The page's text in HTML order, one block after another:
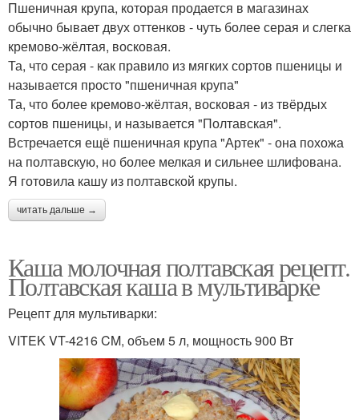
Пшеничная крупа, которая продается в магазинах
обычно бывает двух оттенков - чуть более серая и слегка
кремово-жёлтая, восковая.
Та, что серая - как правило из мягких сортов пшеницы и
называется просто "пшеничная крупа"
Та, что более кремово-жёлтая, восковая - из твёрдых
сортов пшеницы, и называется "Полтавская".
Встречается ещё пшеничная крупа "Артек" - она похожа
на полтавскую, но более мелкая и сильнее шлифована.
Я готовила кашу из полтавской крупы.
читать дальше →
Каша молочная полтавская рецепт.
Полтавская каша в мультиварке
Рецепт для мультиварки:
VITEK VT-4216 CM, объем 5 л, мощность 900 Вт